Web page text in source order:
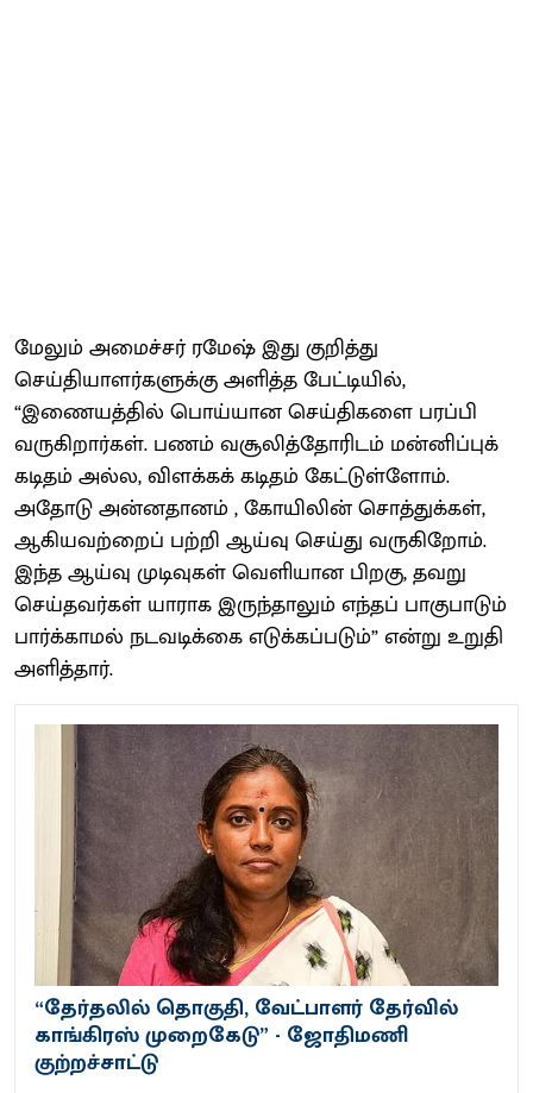
மேலும் அமைச்சர் ரமேஷ் இது குறித்து
செய்தியாளர்களுக்கு அளித்த பேட்டியில்,
“இணையத்தில் பொய்யான செய்திகளை பரப்பி
வருகிறார்கள். பணம் வசூலித்தோரிடம் மன்னிப்புக்
கடிதம் அல்ல, விளக்கக் கடிதம் கேட்டுள்ளோம்.
அதோடு அன்னதானம் , கோயிலின் சொத்துக்கள்,
ஆகியவற்றைப் பற்றி ஆய்வு செய்து வருகிறோம்.
இந்த ஆய்வு முடிவுகள் வெளியான பிறகு, தவறு
செய்தவர்கள் யாராக இருந்தாலும் எந்தப் பாகுபாடும்
பார்க்காமல் நடவடிக்கை எடுக்கப்படும்” என்று உறுதி
அளித்தார்.
“தேர்தலில் தொகுதி, வேட்பாளர் தேர்வில்
காங்கிரஸ் முறைகேடு” - ஜோதிமணி
குற்றச்சாட்டு